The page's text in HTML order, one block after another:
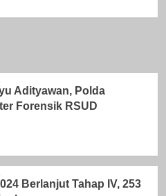
Adityawan, Polda
Forensik RSUD
Berlanjut Tahap IV, 253